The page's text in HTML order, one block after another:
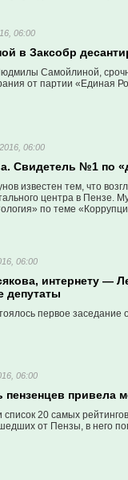
06:00
в Заксобр
Самойлиной,
от партии «Единая
06:00
Свидетель №1 по
известен тем, что
центра в Пензе.
по теме
06:00
интернету —
депутаты
первое
06:00
привела
20 самых
от Пензы, в него